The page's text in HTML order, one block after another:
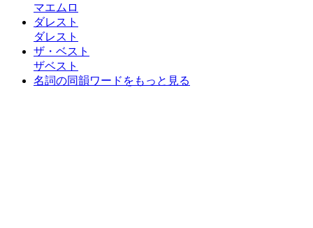
マエムロ
ダレスト
ダレスト
ザ・ベスト
ザベスト
名詞の同韻ワードをもっと見る